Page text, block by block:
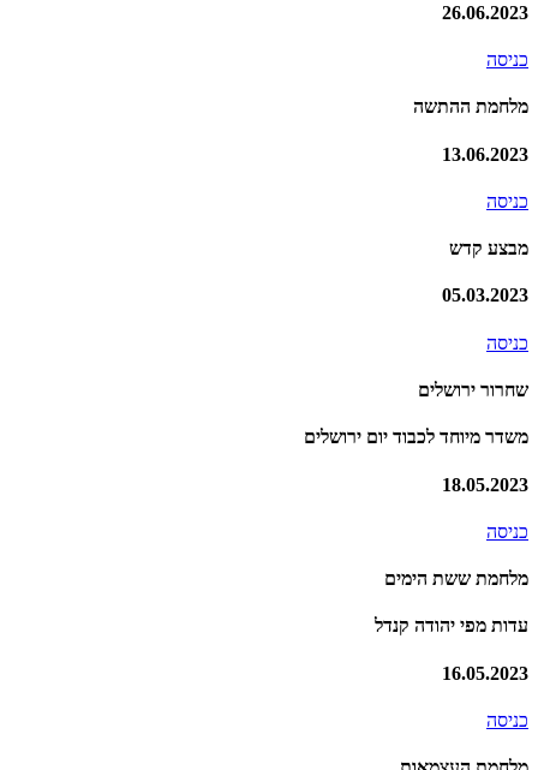
26.06.2023
כניסה
מלחמת ההתשה
13.06.2023
כניסה
מבצע קדש
05.03.2023
כניסה
שחרור ירושלים
משדר מיוחד לכבוד יום ירושלים
18.05.2023
כניסה
מלחמת ששת הימים
עדות מפי יהודה קנדל
16.05.2023
כניסה